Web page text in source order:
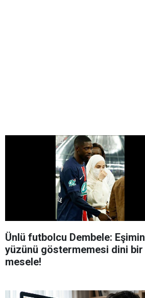
Ünlü futbolcu Dembele: Eşimin
yüzünü göstermemesi dini bir
mesele!